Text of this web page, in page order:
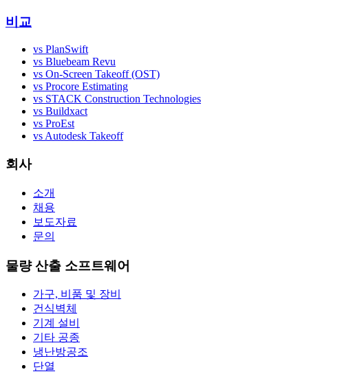
비교
vs PlanSwift
vs Bluebeam Revu
vs On-Screen Takeoff (OST)
vs Procore Estimating
vs STACK Construction Technologies
vs Buildxact
vs ProEst
vs Autodesk Takeoff
회사
소개
채용
보도자료
문의
물량 산출 소프트웨어
가구, 비품 및 장비
건식벽체
기계 설비
기타 공종
냉난방공조
단열